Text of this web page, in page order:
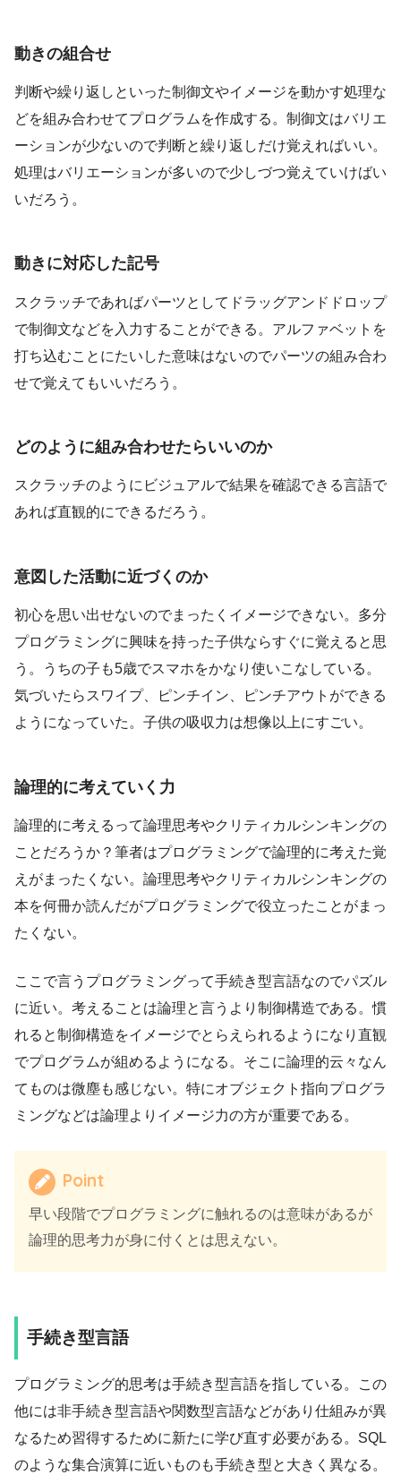
動きの組合せ
判断や繰り返しといった制御文やイメージを動かす処理な
どを組み合わせてプログラムを作成する。制御文はバリエ
ーションが少ないので判断と繰り返しだけ覚えればいい。
処理はバリエーションが多いので少しづつ覚えていけばい
いだろう。
動きに対応した記号
スクラッチであればパーツとしてドラッグアンドドロップ
で制御文などを入力することができる。アルファベットを
打ち込むことにたいした意味はないのでパーツの組み合わ
せで覚えてもいいだろう。
どのように組み合わせたらいいのか
スクラッチのようにビジュアルで結果を確認できる言語で
あれば直観的にできるだろう。
意図した活動に近づくのか
初心を思い出せないのでまったくイメージできない。多分
プログラミングに興味を持った子供ならすぐに覚えると思
う。うちの子も5歳でスマホをかなり使いこなしている。
気づいたらスワイプ、ピンチイン、ピンチアウトができる
ようになっていた。子供の吸収力は想像以上にすごい。
論理的に考えていく力
論理的に考えるって論理思考やクリティカルシンキングの
ことだろうか？筆者はプログラミングで論理的に考えた覚
えがまったくない。論理思考やクリティカルシンキングの
本を何冊か読んだがプログラミングで役立ったことがまっ
たくない。
ここで言うプログラミングって手続き型言語なのでパズル
に近い。考えることは論理と言うより制御構造である。慣
れると制御構造をイメージでとらえられるようになり直観
でプログラムが組めるようになる。そこに論理的云々なん
てものは微塵も感じない。特にオブジェクト指向プログラ
ミングなどは論理よりイメージ力の方が重要である。
Point
早い段階でプログラミングに触れるのは意味があるが
論理的思考力が身に付くとは思えない。
手続き型言語
プログラミング的思考は手続き型言語を指している。この
他には非手続き型言語や関数型言語などがあり仕組みが異
なるため習得するために新たに学び直す必要がある。SQL
のような集合演算に近いものも手続き型と大きく異なる。